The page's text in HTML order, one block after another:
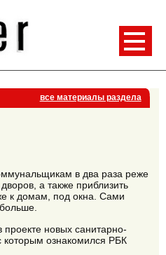
все материалы раздела
в два раза реже
а также приблизить
к домам, под окна. Сами
новых санитарно-
которым ознакомился РБК